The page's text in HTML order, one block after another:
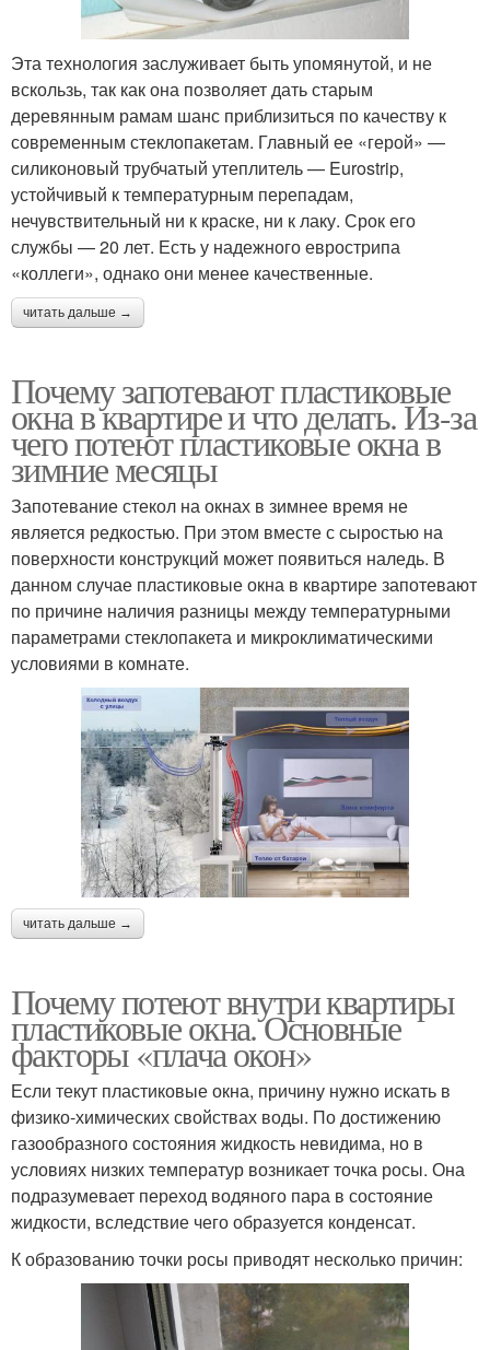
Эта технология заслуживает быть упомянутой, и не
вскользь, так как она позволяет дать старым
деревянным рамам шанс приблизиться по качеству к
современным стеклопакетам. Главный ее «герой» —
силиконовый трубчатый утеплитель — Eurostrip,
устойчивый к температурным перепадам,
нечувствительный ни к краске, ни к лаку. Срок его
службы — 20 лет. Есть у надежного еврострипа
«коллеги», однако они менее качественные.
читать дальше →
Почему запотевают пластиковые
окна в квартире и что делать. Из-за
чего потеют пластиковые окна в
зимние месяцы
Запотевание стекол на окнах в зимнее время не
является редкостью. При этом вместе с сыростью на
поверхности конструкций может появиться наледь. В
данном случае пластиковые окна в квартире запотевают
по причине наличия разницы между температурными
параметрами стеклопакета и микроклиматическими
условиями в комнате.
читать дальше →
Почему потеют внутри квартиры
пластиковые окна. Основные
факторы «плача окон»
Если текут пластиковые окна, причину нужно искать в
физико-химических свойствах воды. По достижению
газообразного состояния жидкость невидима, но в
условиях низких температур возникает точка росы. Она
подразумевает переход водяного пара в состояние
жидкости, вследствие чего образуется конденсат.
К образованию точки росы приводят несколько причин: